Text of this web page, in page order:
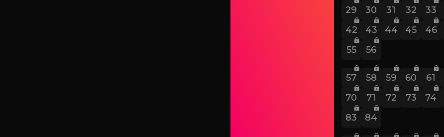
29 30 31 32 33
42
43 44 45 46
55
56
57 58 59 60 61
70
71 72 73 74
83
84